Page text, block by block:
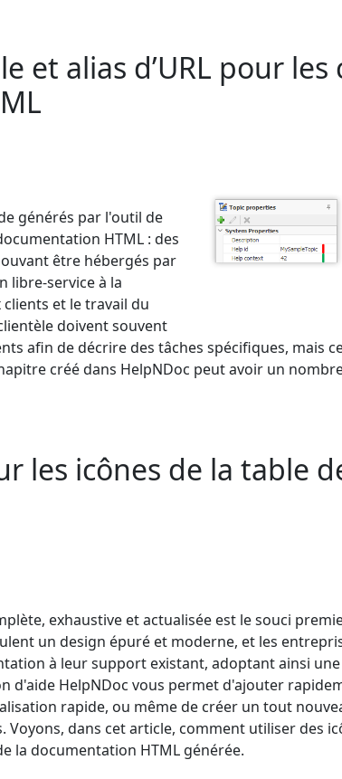
et alias d’URL pour
générés par l'outil de
HTML : des
être hébergés par
libre-service à la
et le travail du
doivent souvent
afin de décrire des tâches spécifiques, mais
créé dans HelpNDoc peut avoir un
les icônes de la table
exhaustive et actualisée est le souci
un design épuré et moderne, et les
à leur support existant, adoptant ainsi
d'aide HelpNDoc vous permet d'ajouter
rapide, ou même de créer un tout
dans cet article, comment utiliser des
la documentation HTML générée.